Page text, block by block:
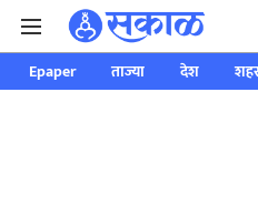
Epaper ताज्या देश